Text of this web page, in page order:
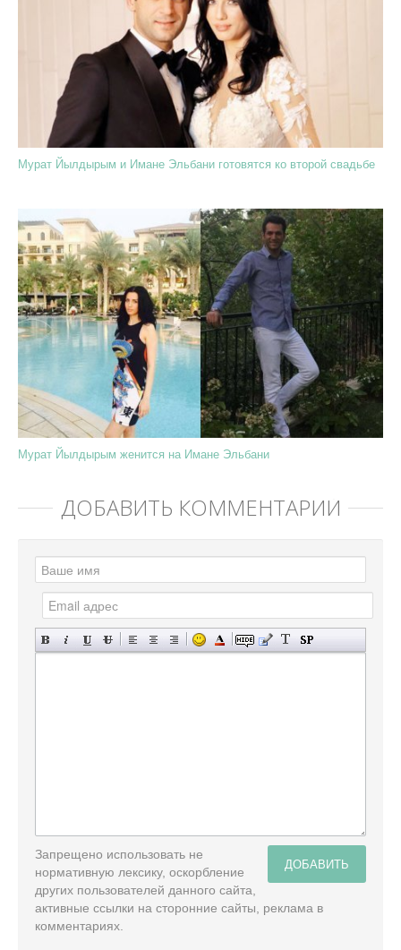
Мурат Йылдырым и Имане Эльбани готовятся ко второй свадьбе
Мурат Йылдырым женится на Имане Эльбани
ДОБАВИТЬ КОММЕНТАРИЙ
ДОБАВИТЬ
Запрещено использовать не
нормативную лексику, оскорбление
других пользователей данного сайта,
активные ссылки на сторонние сайты, реклама в
комментариях.